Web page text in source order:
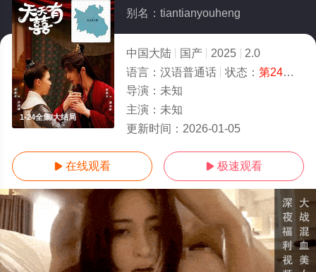
1-24全集/大结局
别名：tiantianyouheng
中国大陆 国产 2025
2.0
语言： 汉语普通话 状态： 第24集完结
导演： 未知
主演： 未知
更新时间： 2026-01-05
 在线观看  极速观看